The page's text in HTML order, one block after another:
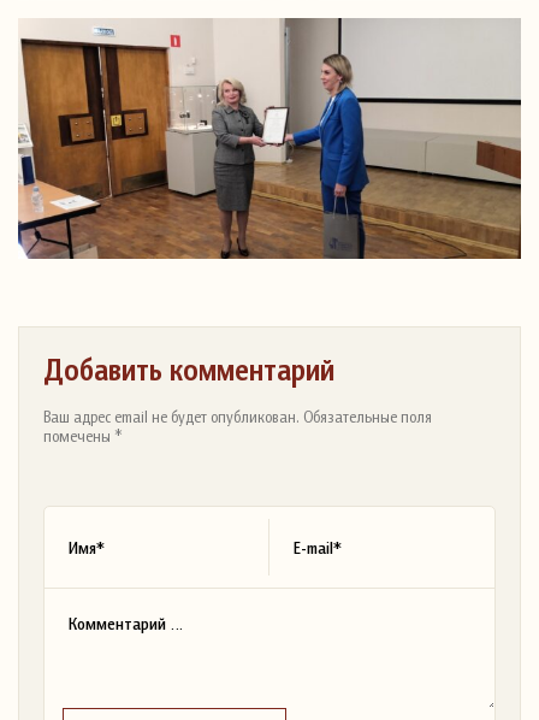
Добавить комментарий
Ваш адрес email не будет опубликован. Обязательные поля
помечены *